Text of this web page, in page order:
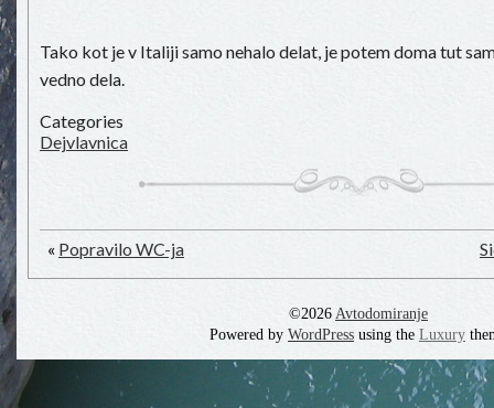
Tako kot je v Italiji samo nehalo delat, je potem doma tut
vedno dela.
Categories
Dejvlavnica
« Popravilo WC-ja
©2026 Avtodomiranje
Powered by WordPress using the Luxury